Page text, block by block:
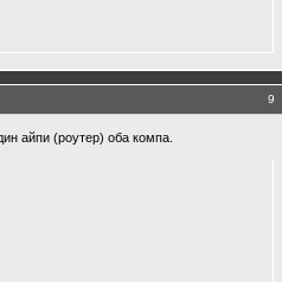
9
айпи (роутер) оба компа.